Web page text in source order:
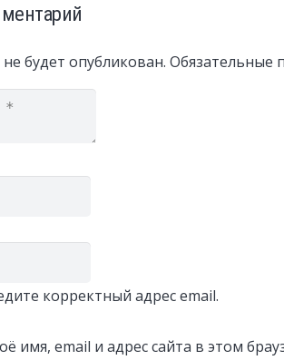
будет опубликован. Обязательные
корректный адрес email.
имя, email и адрес сайта в этом